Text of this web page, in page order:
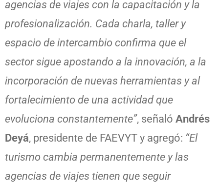
agencias de viajes con la capacitación y la
profesionalización. Cada charla, taller y
espacio de intercambio confirma que el
sector sigue apostando a la innovación, a la
incorporación de nuevas herramientas y al
fortalecimiento de una actividad que
evoluciona constantemente”, señaló Andrés
Deyá, presidente de FAEVYT y agregó: “El
turismo cambia permanentemente y las
agencias de viajes tienen que seguir